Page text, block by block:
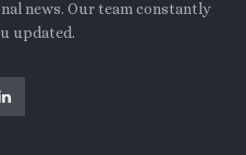
news. Our team constantly
updated.